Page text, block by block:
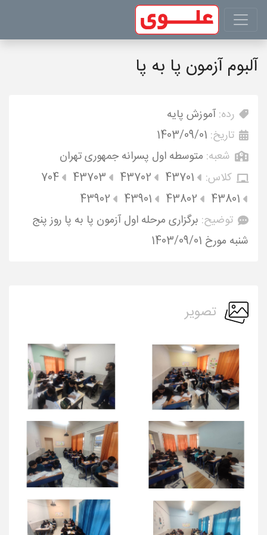
آلبوم آزمون پا به پا
رده: آموزش پایه
تاریخ: 1403/09/01
شعبه: متوسطه اول پسرانه جمهوری تهران
کلاس:
43701
43702
43703
704
43801
43802
43901
43902
توضیح: برگزاری مرحله اول آزمون پا به پا روز پنج
شنبه مورخ 1403/09/01
تصویر